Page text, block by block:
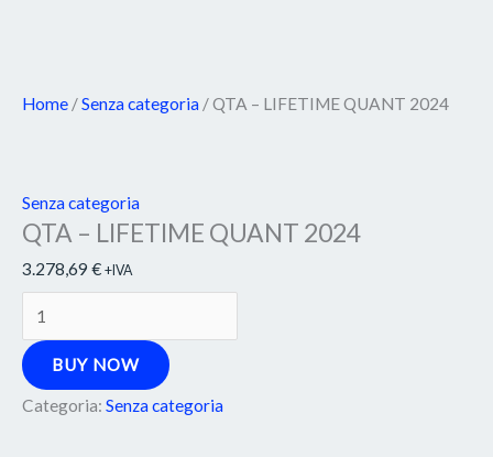
Home /Senza categoria / QTA – LIFETIME QUANT 2024
Senza categoria
QTA – LIFETIME QUANT 2024
3.278,69 € +IVA
BUY NOW
Categoria: Senza categoria